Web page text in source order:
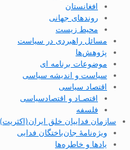
افغانستان
روندهای جهانی
محیط زیست
مسائل راهبردی در سیاست
پژوهش‌ها
موضوعات برنامه ای
سیاست و اندیشه سیاسی
اقتصاد سیاسی
اقتصـاد و اقتصاد‌سیاسی
فلسفه
سازمان فداییان خلق ایران(اکثریت)
ویژه‌نامهٔ جان‌باختگان فدایی
یادها و خاطره‌ها